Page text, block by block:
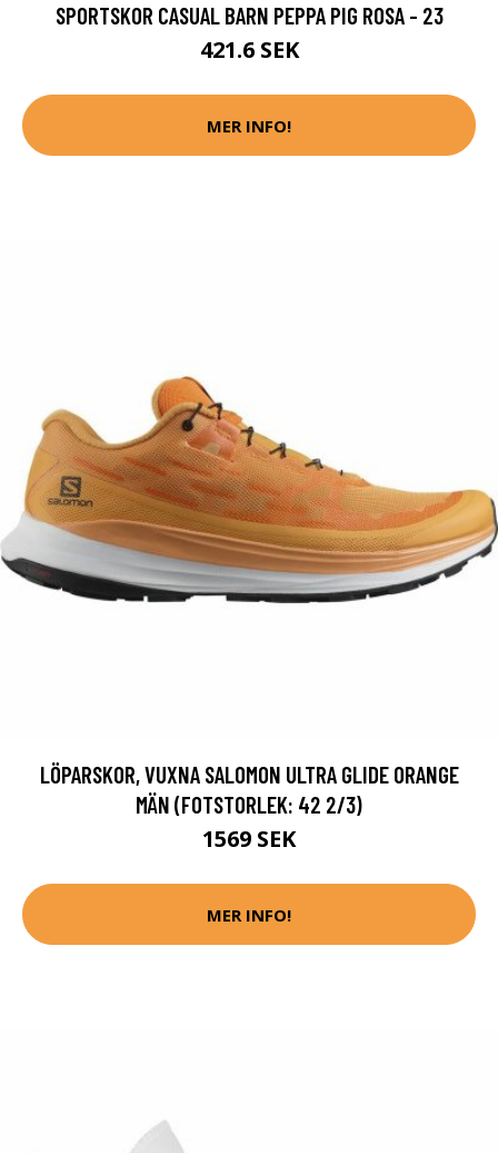
SPORTSKOR CASUAL BARN PEPPA PIG ROSA - 23
421.6 SEK
MER INFO!
LÖPARSKOR, VUXNA SALOMON ULTRA GLIDE ORANGE
MÄN (FOTSTORLEK: 42 2/3)
1569 SEK
MER INFO!